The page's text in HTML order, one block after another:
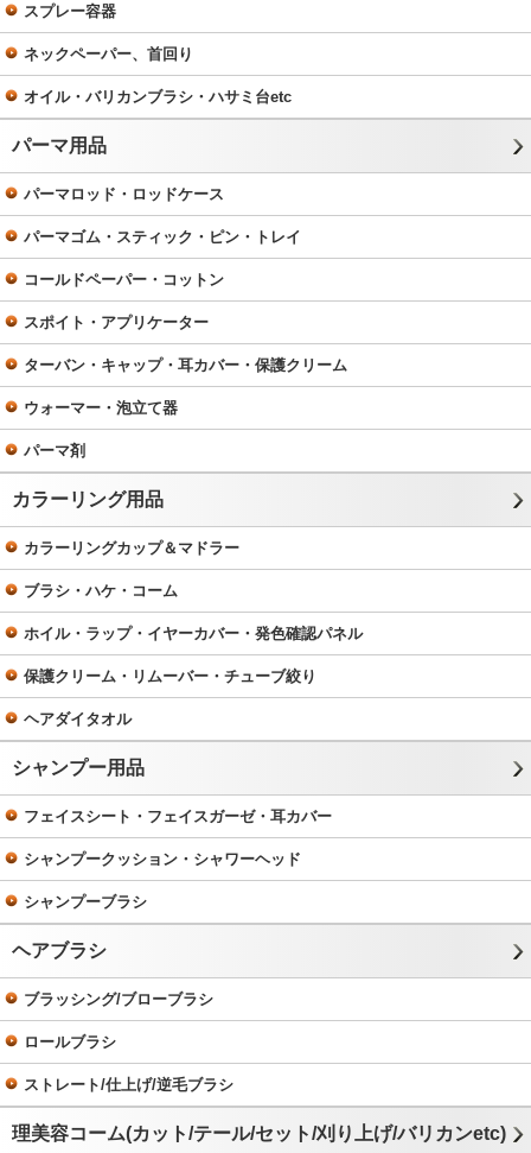
スプレー容器
ネックペーパー、首回り
オイル・バリカンブラシ・ハサミ台etc
パーマ用品
パーマロッド・ロッドケース
パーマゴム・スティック・ピン・トレイ
コールドペーパー・コットン
スポイト・アプリケーター
ターバン・キャップ・耳カバー・保護クリーム
ウォーマー・泡立て器
パーマ剤
カラーリング用品
カラーリングカップ＆マドラー
ブラシ・ハケ・コーム
ホイル・ラップ・イヤーカバー・発色確認パネル
保護クリーム・リムーバー・チューブ絞り
ヘアダイタオル
シャンプー用品
フェイスシート・フェイスガーゼ・耳カバー
シャンプークッション・シャワーヘッド
シャンプーブラシ
ヘアブラシ
ブラッシング/ブローブラシ
ロールブラシ
ストレート/仕上げ/逆毛ブラシ
理美容コーム(カット/テール/セット/刈り上げ/バリカンetc)